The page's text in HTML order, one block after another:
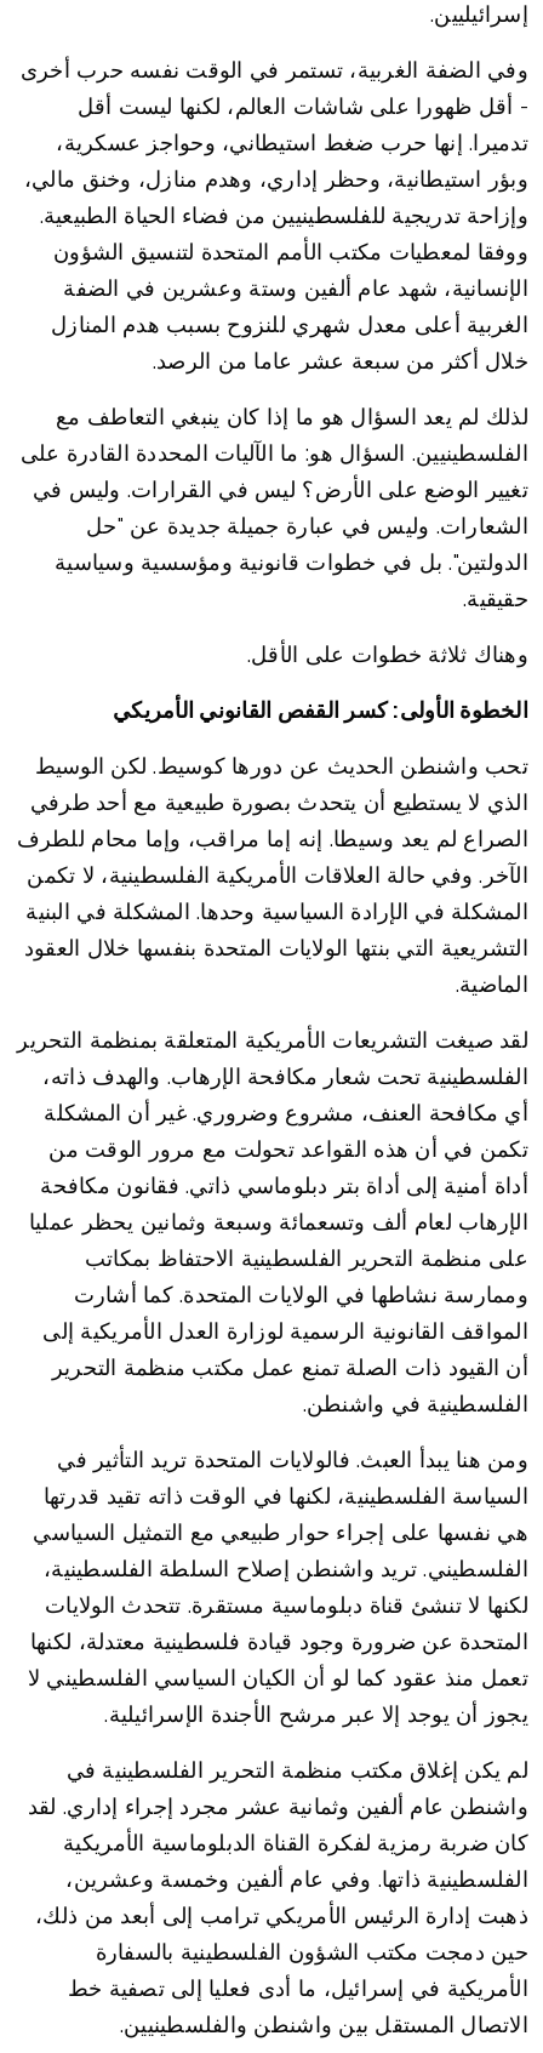
إسرائيليين.
وفي الضفة الغربية، تستمر في الوقت نفسه حرب أخرى
- أقل ظهورا على شاشات العالم، لكنها ليست أقل
تدميرا. إنها حرب ضغط استيطاني، وحواجز عسكرية،
وبؤر استيطانية، وحظر إداري، وهدم منازل، وخنق مالي،
وإزاحة تدريجية للفلسطينيين من فضاء الحياة الطبيعية.
ووفقا لمعطيات مكتب الأمم المتحدة لتنسيق الشؤون
الإنسانية، شهد عام ألفين وستة وعشرين في الضفة
الغربية أعلى معدل شهري للنزوح بسبب هدم المنازل
خلال أكثر من سبعة عشر عاما من الرصد.
لذلك لم يعد السؤال هو ما إذا كان ينبغي التعاطف مع
الفلسطينيين. السؤال هو: ما الآليات المحددة القادرة على
تغيير الوضع على الأرض؟ ليس في القرارات. وليس في
الشعارات. وليس في عبارة جميلة جديدة عن "حل
الدولتين". بل في خطوات قانونية ومؤسسية وسياسية
حقيقية.
وهناك ثلاثة خطوات على الأقل.
الخطوة الأولى: كسر القفص القانوني الأمريكي
تحب واشنطن الحديث عن دورها كوسيط. لكن الوسيط
الذي لا يستطيع أن يتحدث بصورة طبيعية مع أحد طرفي
الصراع لم يعد وسيطا. إنه إما مراقب، وإما محام للطرف
الآخر. وفي حالة العلاقات الأمريكية الفلسطينية، لا تكمن
المشكلة في الإرادة السياسية وحدها. المشكلة في البنية
التشريعية التي بنتها الولايات المتحدة بنفسها خلال العقود
الماضية.
لقد صيغت التشريعات الأمريكية المتعلقة بمنظمة التحرير
الفلسطينية تحت شعار مكافحة الإرهاب. والهدف ذاته،
أي مكافحة العنف، مشروع وضروري. غير أن المشكلة
تكمن في أن هذه القواعد تحولت مع مرور الوقت من
أداة أمنية إلى أداة بتر دبلوماسي ذاتي. فقانون مكافحة
الإرهاب لعام ألف وتسعمائة وسبعة وثمانين يحظر عمليا
على منظمة التحرير الفلسطينية الاحتفاظ بمكاتب
وممارسة نشاطها في الولايات المتحدة. كما أشارت
المواقف القانونية الرسمية لوزارة العدل الأمريكية إلى
أن القيود ذات الصلة تمنع عمل مكتب منظمة التحرير
الفلسطينية في واشنطن.
ومن هنا يبدأ العبث. فالولايات المتحدة تريد التأثير في
السياسة الفلسطينية، لكنها في الوقت ذاته تقيد قدرتها
هي نفسها على إجراء حوار طبيعي مع التمثيل السياسي
الفلسطيني. تريد واشنطن إصلاح السلطة الفلسطينية،
لكنها لا تنشئ قناة دبلوماسية مستقرة. تتحدث الولايات
المتحدة عن ضرورة وجود قيادة فلسطينية معتدلة، لكنها
تعمل منذ عقود كما لو أن الكيان السياسي الفلسطيني لا
يجوز أن يوجد إلا عبر مرشح الأجندة الإسرائيلية.
لم يكن إغلاق مكتب منظمة التحرير الفلسطينية في
واشنطن عام ألفين وثمانية عشر مجرد إجراء إداري. لقد
كان ضربة رمزية لفكرة القناة الدبلوماسية الأمريكية
الفلسطينية ذاتها. وفي عام ألفين وخمسة وعشرين،
ذهبت إدارة الرئيس الأمريكي ترامب إلى أبعد من ذلك،
حين دمجت مكتب الشؤون الفلسطينية بالسفارة
الأمريكية في إسرائيل، ما أدى فعليا إلى تصفية خط
الاتصال المستقل بين واشنطن والفلسطينيين.